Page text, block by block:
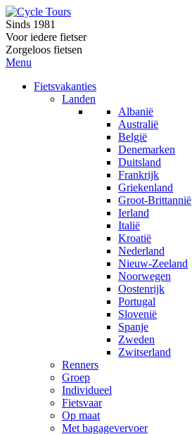
Sinds 1981
Voor iedere fietser
Zorgeloos fietsen
Menu
Fietsvakanties
Landen
Albanië
Australië
België
Denemarken
Duitsland
Frankrijk
Griekenland
Groot-Brittannië
Ierland
Italië
Kroatië
Nederland
Nieuw-Zeeland
Noorwegen
Oostenrijk
Portugal
Slovenië
Spanje
Zweden
Zwitserland
Renners
Groep
Individueel
Fietsvaar
Op maat
Met bagagevervoer